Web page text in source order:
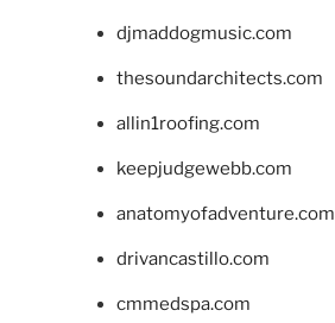
djmaddogmusic.com
thesoundarchitects.com
allin1roofing.com
keepjudgewebb.com
anatomyofadventure.com
drivancastillo.com
cmmedspa.com